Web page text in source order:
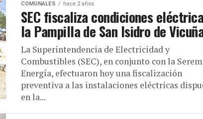
COMUNALES hace 2 años
SEC fiscaliza condiciones
la Pampilla de San Isidro de
La Superintendencia de Electricidad y
Combustibles (SEC), en conjunto con la
Energía, efectuaron hoy una fiscalización
preventiva a las instalaciones eléctricas
en la...